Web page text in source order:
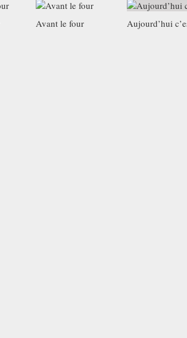
Avant le four Aujourd’hui